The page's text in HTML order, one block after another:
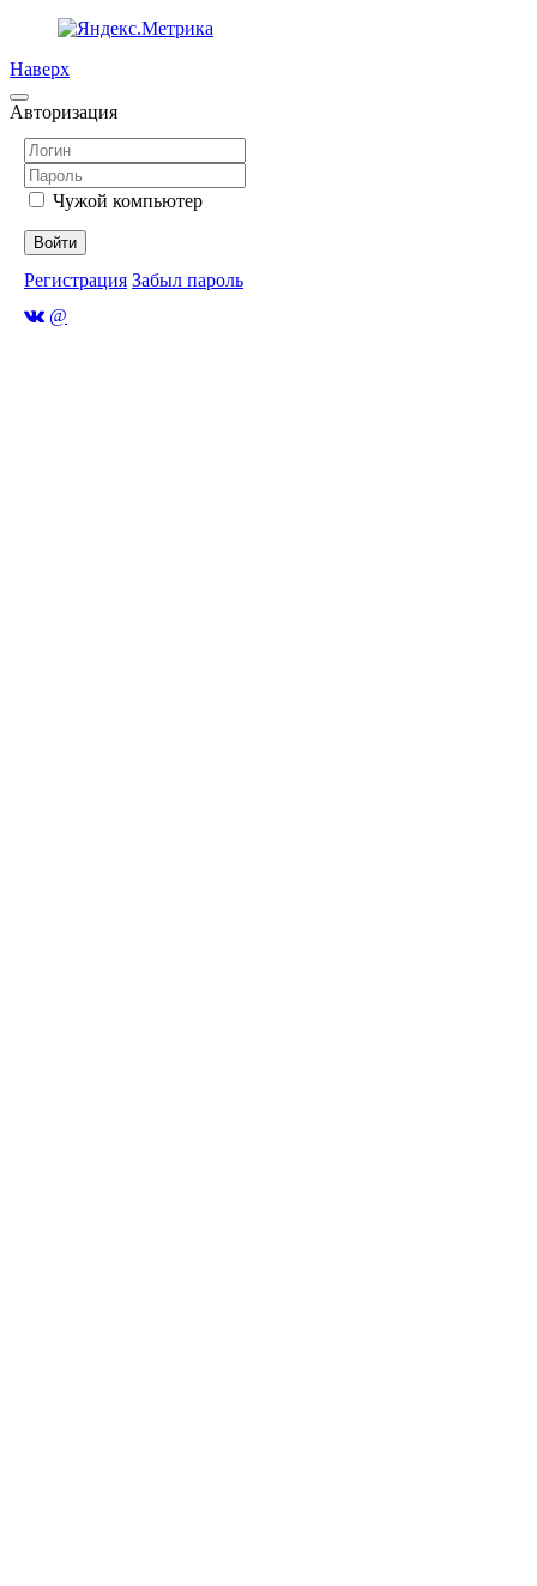
Наверх
Авторизация
Чужой компьютер
Войти
Регистрация Забыл пароль
@